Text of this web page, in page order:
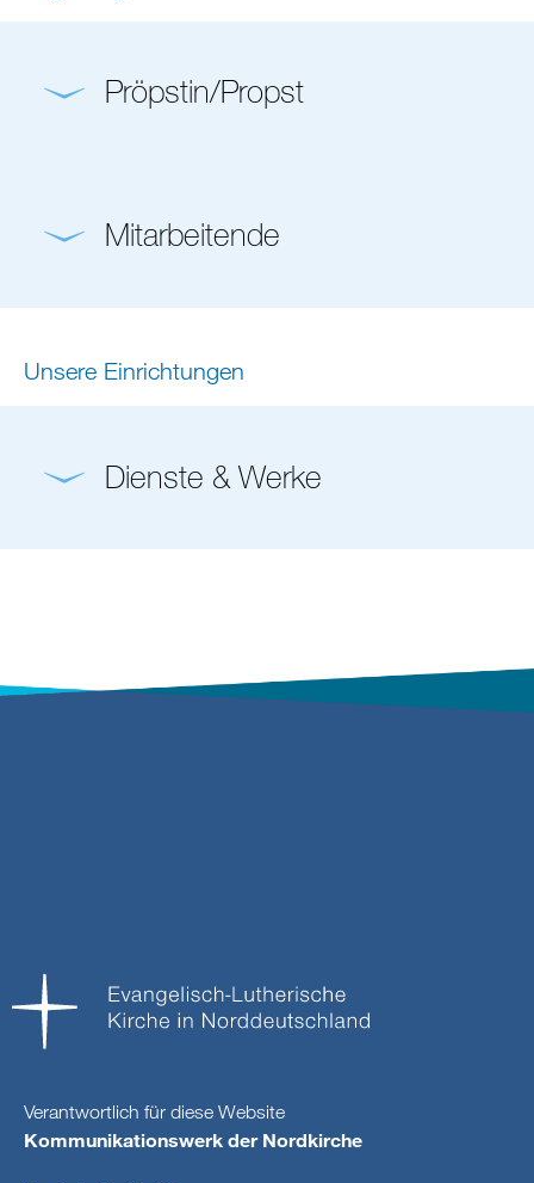
Pröpstin/Propst
Mitarbeitende
Unsere Einrichtungen
Dienste & Werke
Verantwortlich für diese Website
Kommunikationswerk der Nordkirche